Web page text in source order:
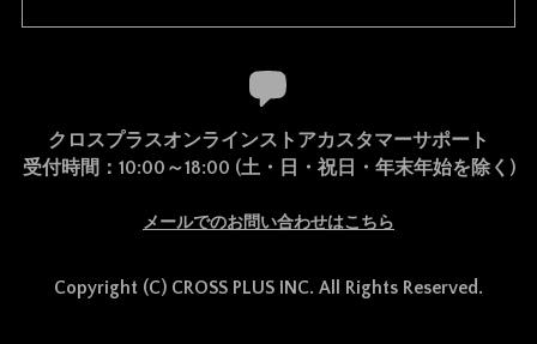
クロスプラスオンラインストアカスタマーサポート
受付時間：10:00～18:00 (土・日・祝日・年末年始を除く)
メールでのお問い合わせはこちら
Copyright (C) CROSS PLUS INC. All Rights Reserved.